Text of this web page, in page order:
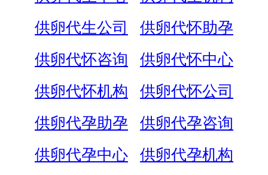
供卵代生公司
供卵代怀助孕
供卵代怀咨询
供卵代怀中心
供卵代怀机构
供卵代怀公司
供卵代孕助孕
供卵代孕咨询
供卵代孕中心
供卵代孕机构